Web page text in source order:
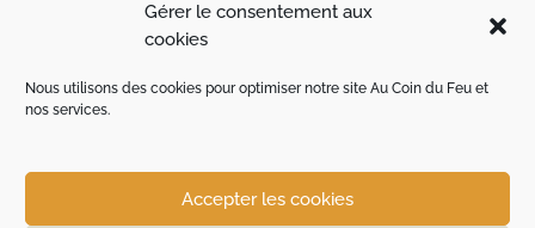
Gérer le consentement aux
cookies
Nous utilisons des cookies pour optimiser notre site Au Coin du Feu et
nos services.
Accepter les cookies
meilleurs délais.
Contactez-nous !